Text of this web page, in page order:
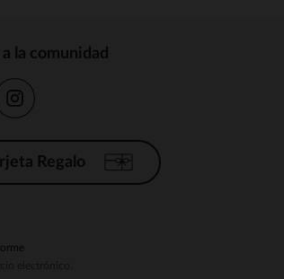
la comunidad
Regalo